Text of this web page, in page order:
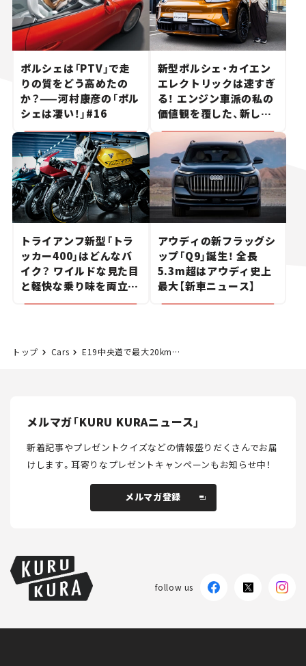
ポルシェは「PTV」で走
りの質をどう高めたの
か？——河村康彦の「ポル
シェは凄い！」#16
新型ポルシェ・カイエン
エレクトリックは速すぎ
る！ エンジン車派の私の
価値観を覆した、新しい
ポルシェの走り。
トライアンフ新型「トラ
ッカー400」はどんなバ
イク？ ワイルドな見た目
と軽快な乗り味を両立し
た400ccフラットトラッ
アウディの新フラッグシ
ップ「Q9」誕生！ 全長
5.3m超はアウディ史上
最大【新車ニュース】
トップ Cars E19中央道で最大20kmの工事渋滞。9月27日から中津川IC～園原ICで橋の床板交換のため
メルマガ「KURU KURAニュース」
新着記事やプレゼントクイズなどの情報盛りだくさんでお届
けします。耳寄りなプレゼントキャンペーンもお知らせ中！
メルマガ登録
follow us